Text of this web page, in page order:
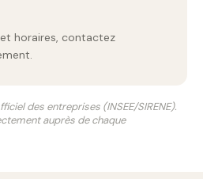
horaires, contactez
des entreprises (INSEE/SIRENE).
auprès de chaque